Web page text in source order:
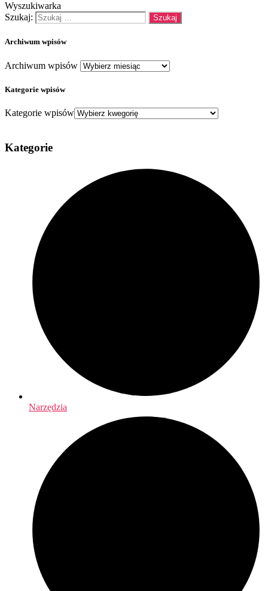
Wyszukiwarka
Szukaj:
Archiwum wpisów
Archiwum wpisów
Kategorie wpisów
Kategorie wpisów
Kategorie
Narzędzia